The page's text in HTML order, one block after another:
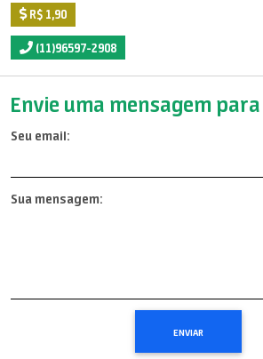
R$ 1,90
(11)96597-2908
Envie uma mensagem
Seu email:
Sua mensagem: